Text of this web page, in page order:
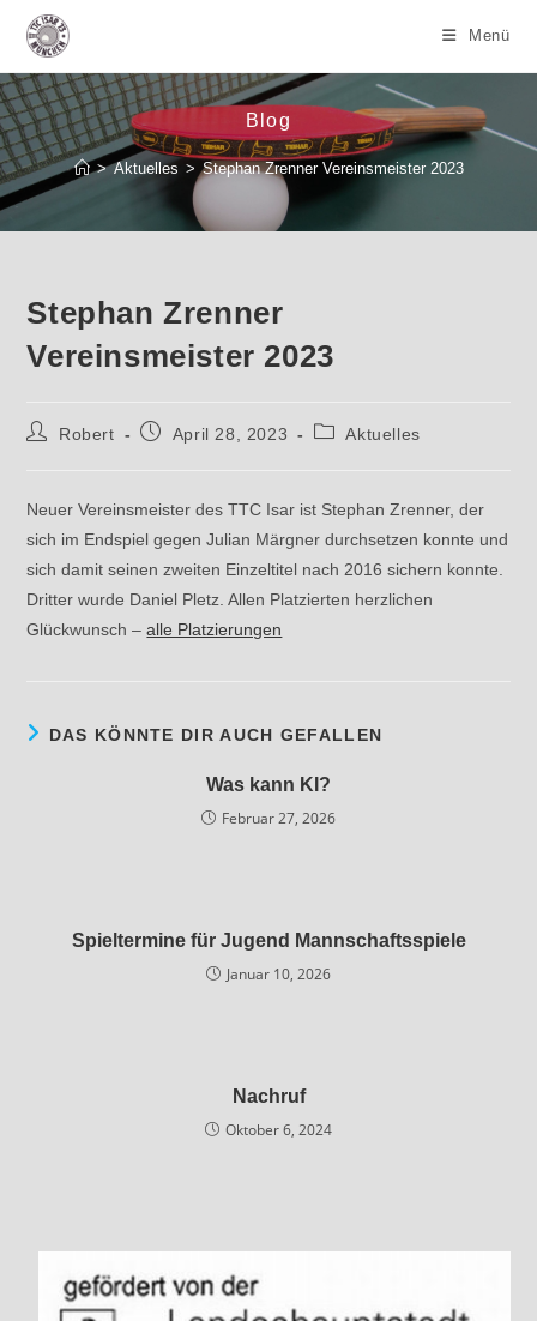
Inhalt
springen
Menü
Blog
> Aktuelles > Stephan Zrenner Vereinsmeister 2023
Stephan Zrenner
Vereinsmeister 2023
Beitrags-
Robert
BeitragApril 28, 2023
Beitrags-
Aktuelles
Neuer Vereinsmeister des TTC Isar ist Stephan Zrenner, der
sich im Endspiel gegen Julian Märgner durchsetzen konnte und
sich damit seinen zweiten Einzeltitel nach 2016 sichern konnte.
Dritter wurde Daniel Pletz. Allen Platzierten herzlichen
Glückwunsch –alle Platzierungen
DAS KÖNNTE DIR AUCH GEFALLEN
Was kann KI?
Februar 27, 2026
Spieltermine für Jugend Mannschaftsspiele
Januar 10, 2026
Nachruf
Oktober 6, 2024